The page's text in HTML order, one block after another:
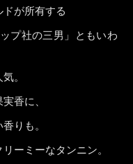
が所有する
プ社の三男」ともいわ
。
香に、
りも。
ーミーなタンニン。